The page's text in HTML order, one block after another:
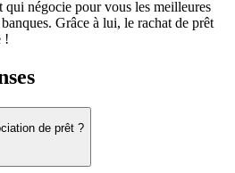
qui négocie pour vous les meilleures
Grâce à lui, le rachat de prêt
!
de prêt ?